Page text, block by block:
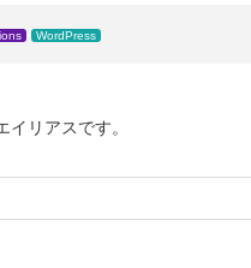
WordPress
リアスです。